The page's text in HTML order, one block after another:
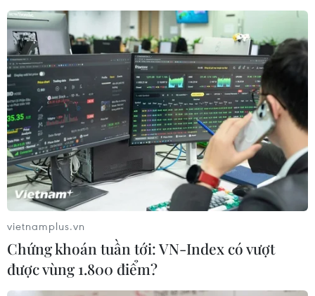
vietnamplus.vn
Chứng khoán tuần tới: VN-Index có vượt
được vùng 1.800 điểm?